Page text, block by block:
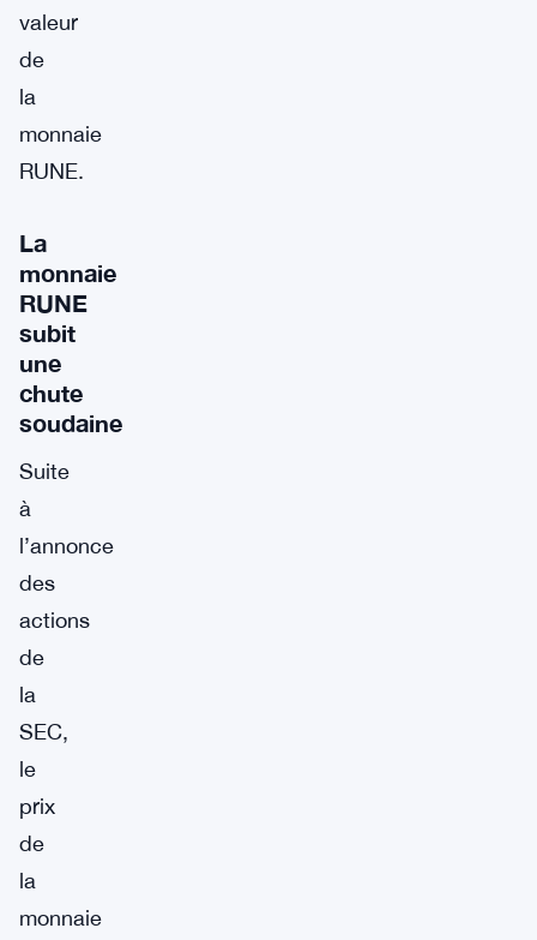
valeur
de
la
monnaie
RUNE.
La
monnaie
RUNE
subit
une
chute
soudaine
Suite
à
l’annonce
des
actions
de
la
SEC,
le
prix
de
la
monnaie